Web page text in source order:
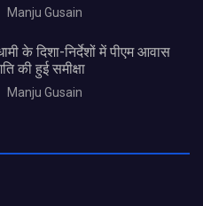
Manju Gusain
के दिशा-निर्देशों में पीएम आवास
की हुई समीक्षा
Manju Gusain